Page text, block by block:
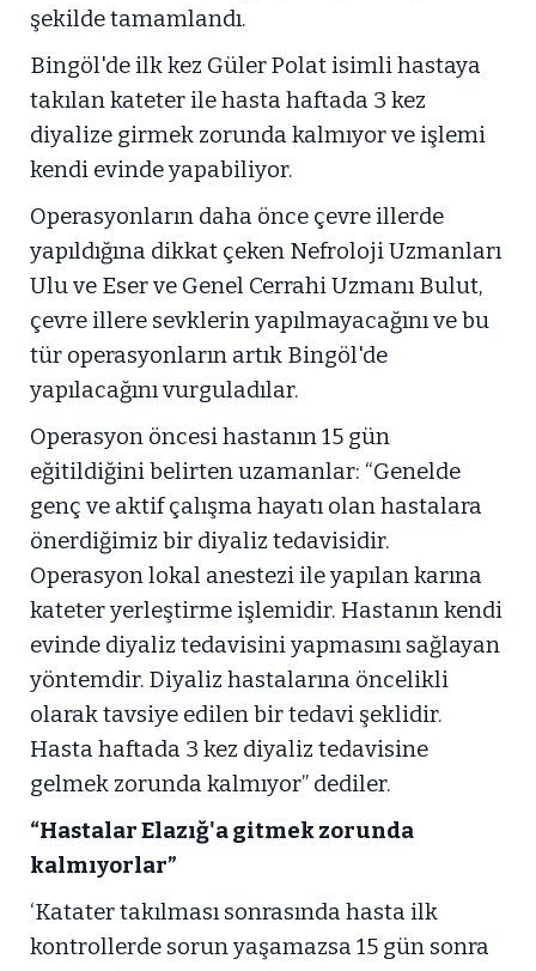
şekilde tamamlandı.
Bingöl'de ilk kez Güler Polat isimli hastaya
takılan kateter ile hasta haftada 3 kez
diyalize girmek zorunda kalmıyor ve işlemi
kendi evinde yapabiliyor.
Operasyonların daha önce çevre illerde
yapıldığına dikkat çeken Nefroloji Uzmanları
Ulu ve Eser ve Genel Cerrahi Uzmanı Bulut,
çevre illere sevklerin yapılmayacağını ve bu
tür operasyonların artık Bingöl'de
yapılacağını vurguladılar.
Operasyon öncesi hastanın 15 gün
eğitildiğini belirten uzamanlar: “Genelde
genç ve aktif çalışma hayatı olan hastalara
önerdiğimiz bir diyaliz tedavisidir.
Operasyon lokal anestezi ile yapılan karına
kateter yerleştirme işlemidir. Hastanın kendi
evinde diyaliz tedavisini yapmasını sağlayan
yöntemdir. Diyaliz hastalarına öncelikli
olarak tavsiye edilen bir tedavi şeklidir.
Hasta haftada 3 kez diyaliz tedavisine
gelmek zorunda kalmıyor” dediler.
“Hastalar Elazığ'a gitmek zorunda
kalmıyorlar”
‘Katater takılması sonrasında hasta ilk
kontrollerde sorun yaşamazsa 15 gün sonra